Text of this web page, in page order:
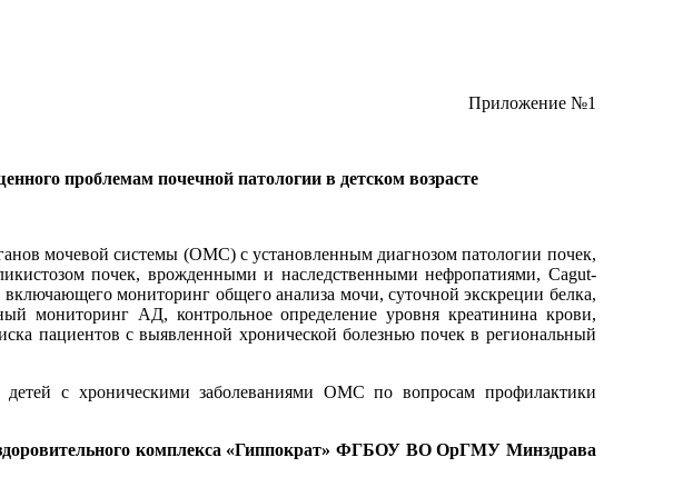
Приложение №1
проблемам почечной патологии в детском возрасте
мочевой системы (ОМС) с установленным диагнозом патологии почек,
почек, врожденными и наследственными нефропатиями, Cagut-
мониторинг общего анализа мочи, суточной экскреции белка,
мониторинг АД, контрольное определение уровня креатинина крови,
пациентов с выявленной хронической болезнью почек в региональный
с хроническими заболеваниями ОМС по вопросам профилактики
комплекса «Гиппократ» ФГБОУ ВО ОрГМУ Минздрава